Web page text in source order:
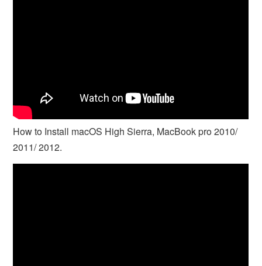
How to Install macOS High Sierra, MacBook pro 2010/
2011/ 2012.